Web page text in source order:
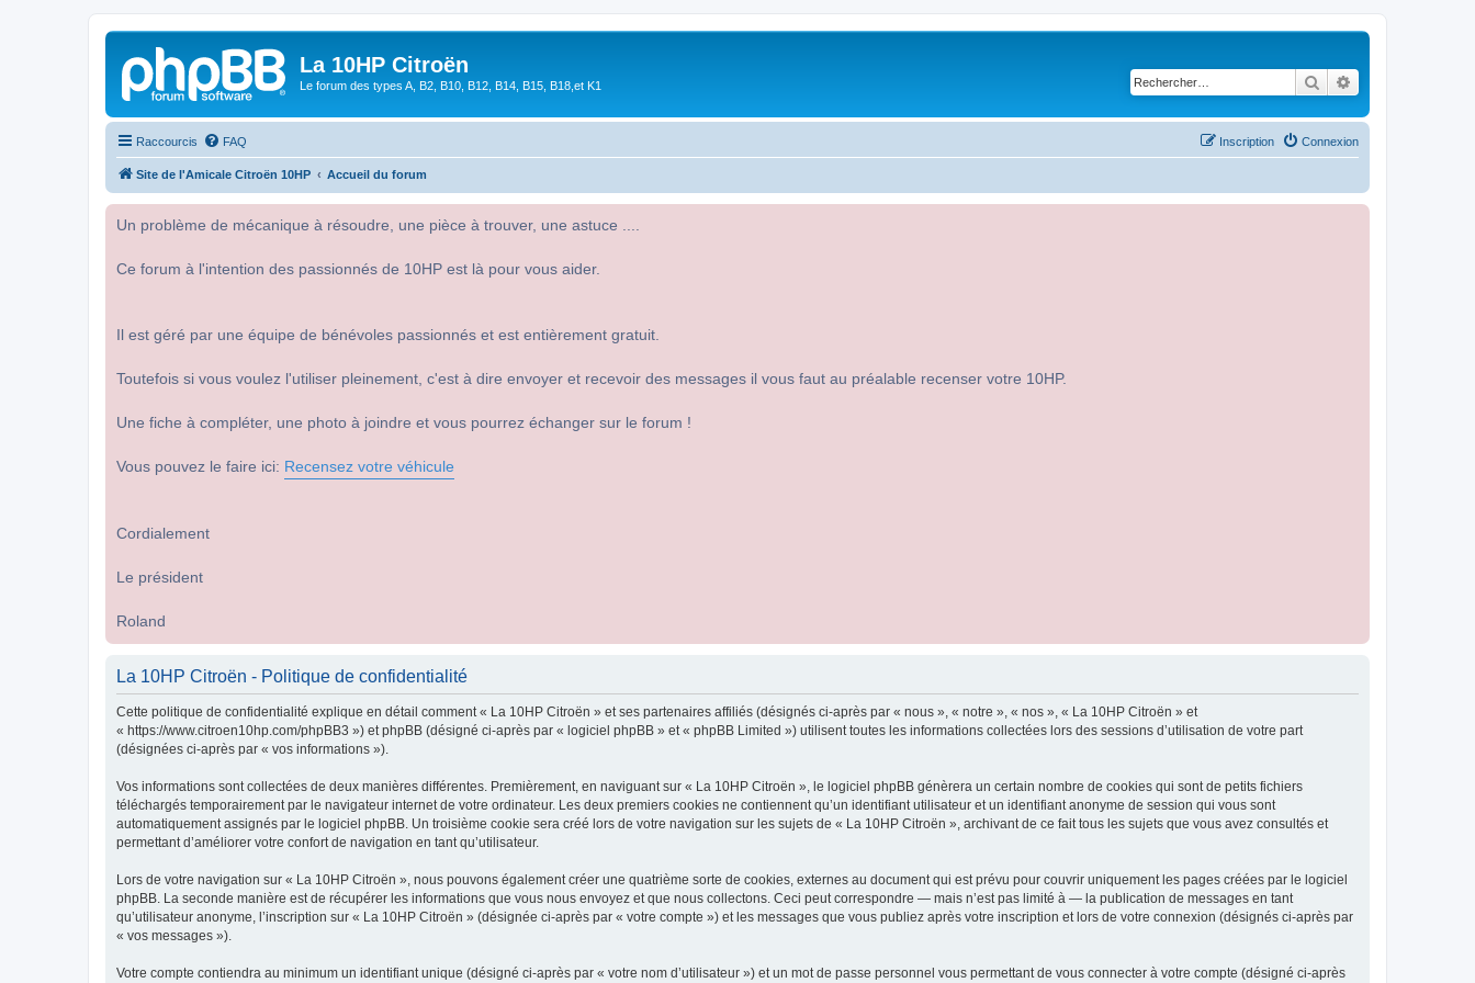
La 10HP Citroën
Le forum des types A, B2, B10, B12, B14, B15, B18,et K1 Rechercher
Raccourcis FAQ Connexion
Inscription
Site de l'Amicale Citroën 10HP Accueil du forum
Un problème de mécanique à résoudre, une pièce à trouver, une astuce ....
Ce forum à l'intention des passionnés de 10HP est là pour vous aider.
Il est géré par une équipe de bénévoles passionnés et est entièrement gratuit.
Toutefois si vous voulez l'utiliser pleinement, c'est à dire envoyer et recevoir des messages il vous faut au préalable recenser votre 10HP.
Une fiche à compléter, une photo à joindre et vous pourrez échanger sur le forum !
Vous pouvez le faire ici: Recensez votre véhicule
Cordialement
Le président
Roland
La 10HP Citroën - Politique de confidentialité
Cette politique de confidentialité explique en détail comment « La 10HP Citroën » et ses partenaires affiliés (désignés ci-après par « nous », « notre », « nos », « La 10HP Citroën » et
« https://www.citroen10hp.com/phpBB3 ») et phpBB (désigné ci-après par « logiciel phpBB » et « phpBB Limited ») utilisent toutes les informations collectées lors des sessions d’utilisation de votre part
(désignées ci-après par « vos informations »).
Vos informations sont collectées de deux manières différentes. Premièrement, en naviguant sur « La 10HP Citroën », le logiciel phpBB génèrera un certain nombre de cookies qui sont de petits fichiers
téléchargés temporairement par le navigateur internet de votre ordinateur. Les deux premiers cookies ne contiennent qu’un identifiant utilisateur et un identifiant anonyme de session qui vous sont
automatiquement assignés par le logiciel phpBB. Un troisième cookie sera créé lors de votre navigation sur les sujets de « La 10HP Citroën », archivant de ce fait tous les sujets que vous avez consultés et
permettant d’améliorer votre confort de navigation en tant qu’utilisateur.
Lors de votre navigation sur « La 10HP Citroën », nous pouvons également créer une quatrième sorte de cookies, externes au document qui est prévu pour couvrir uniquement les pages créées par le logiciel
phpBB. La seconde manière est de récupérer les informations que vous nous envoyez et que nous collectons. Ceci peut correspondre — mais n’est pas limité à — la publication de messages en tant
qu’utilisateur anonyme, l’inscription sur « La 10HP Citroën » (désignée ci-après par « votre compte ») et les messages que vous publiez après votre inscription et lors de votre connexion (désignés ci-après par
« vos messages »).
Votre compte contiendra au minimum un identifiant unique (désigné ci-après par « votre nom d’utilisateur ») et un mot de passe personnel vous permettant de vous connecter à votre compte (désigné ci-après